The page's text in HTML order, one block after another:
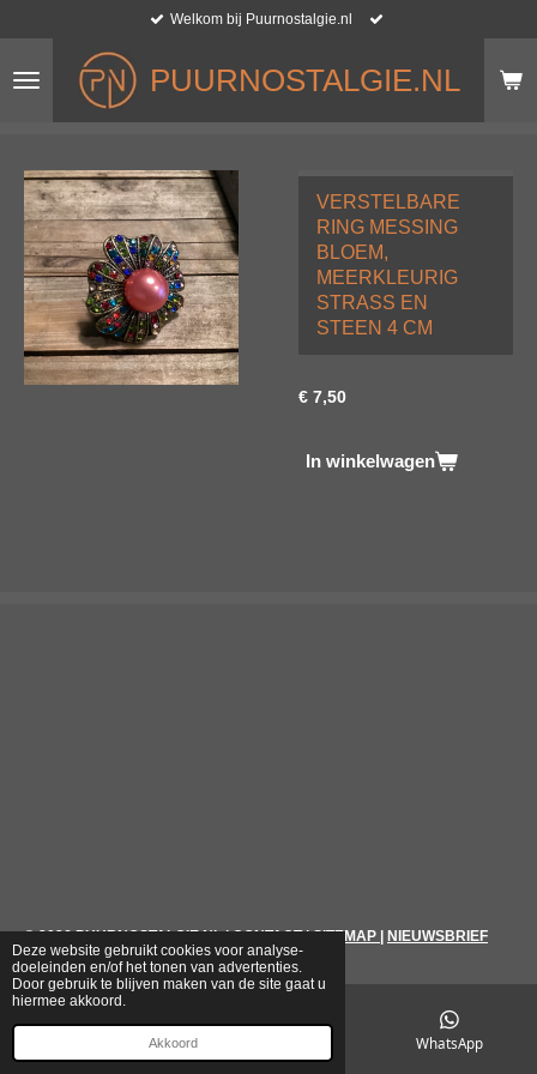
Deze website gebruikt cookies voor analyse-
doeleinden en/of het tonen van advertenties.
Door gebruik te blijven maken van de site gaat u
hiermee akkoord.
Akkoord
naar
hoofdinhoud
PUURNOSTALGIE.NL
Welkom bij Puurnostalgie.nl
VERSTELBARE
RING MESSING
BLOEM,
MEERKLEURIG
STRASS EN
STEEN 4 CM
€ 7,50
In winkelwagen
© 2026 PUURNOSTALGIE.NL|CONTACT|SITEMAP NIEUWSBRIEF
WhatsApp